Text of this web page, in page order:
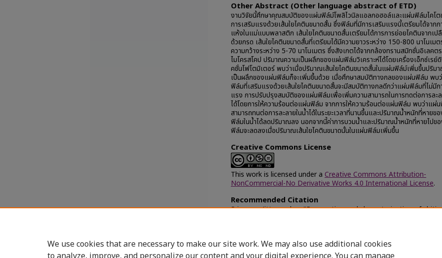
Other Abstract (Other language abstract of ETD)
งานวิจัยนี้ศึกษาคุณสมบัติของแผ่นฟิล์ม์โพลิไวนิลแอลกอฮอล์และแผ่นฟิล์มไคโต
การเสริมแรงด้วยเส้นใยไคตินขนาดสั้น ซึ่งฟิล์มที่มีการเสริมแรงนี้เตรียมได้จากก
แห้งในแม่แบบพลาสติก เส้นใยไคตินขนาดสั้นเตรียมได้การการย่อยไคตินจากเป
ด้วยกรด เส้นใยไคตินขนาดสั้นที่เตรียมได้มีความยาวระหว่าง 150-800 นาโนเม
ความกว้างระหว่าง 5-70 นาโนเมตร ซึ่งสังเกตได้จากกล้องทรานสมิทชั่นอิเลคต
ไมโครสโคป ปริมาณความเป็นผลึกของแผ่นฟิล์มวิเคราะห์ได้โดยเครื่องเอ็กซ์เรย์
คชั่นโฟโตมิเตอร์ พบว่าเมื่อปริมาณเส้นใยไคตินขนาดสั้นในแผ่นฟิล์ม์เพิ่มขึ้นปริม
เป็นผลึกของแผ่นฟิล์มก็จะเพิ่มขึ้นด้วย เมื่อศึกษาสมบัติทางกลของแผ่นฟิล์ม พบ
ฟิล์มที่เสริมแรงด้วยเส้นใยไคตินขนาดสั้นจะมีสมบัติทางกลดีกว่าแผ่นฟิล์มที่ไม่มีก
แรง การปรับปรุงสมบัติของแผ่นฟิล์มเพื่อเพิ่มความสามารถในการทดต่อการละล
ได้โดยการให้ความร้อนต่อแผ่นฟิล์ม จากการให้ความร้อนต่อแผ่นฟิล์ม พบว่าแผ่
สามารถทนต่อการละลายในน้ำได้ในระยะเวลาที่นานขึ้นและปริมาณน้ำหนักที่หายข
ฟิล์มในน้ำได้ลดปริมาณลง นอกจากนี้ค่าการบวมน้ำและปริมาณน้ำหนักที่หายไปข
ฟิล์มจะลดลงเมื่อปริมาณเส้นใยไคตินขนาดนั้นในแผ่นฟิล์มเพิ่มขึ้น
Creative Commons License
This work is licensed under a Creative Commons Attribution-
NonCommercial-No Derivative Works 4.0 International License.
Recommended Citation
Sriupayo, Jittrawadee, "Preparation and characterization of chitin
We use cookies that are necessary to make our site work. We may also use additional cookies